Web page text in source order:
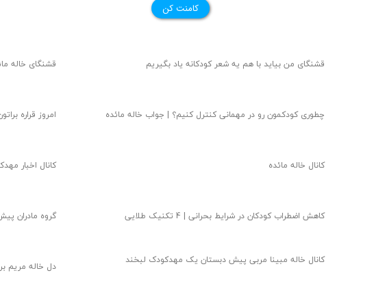
کامنت کن
قشنگای من بيايد با هم یه شعر کودکانه ياد بگیریم قشنگای خاله
چطوری کودکمون رو در مهمانی کنترل کنیم؟ | جواب خاله مائده امروز قراره
کانال خاله مائده کانال اخبار
کاهش اضطراب کودکان در شرایط بحرانی | 4 تکنیک طلایی گروه مادران
کانال خاله مبینا مربی پیش دبستان یک مهدکودک لبخند دل خاله مریم